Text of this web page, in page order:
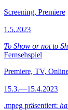
Screening, Premiere
1.5.2023
To Show or not to
Fernsehspiel
Premiere, TV,
15.3.—15.4.2023
.mpeg präsentiert: